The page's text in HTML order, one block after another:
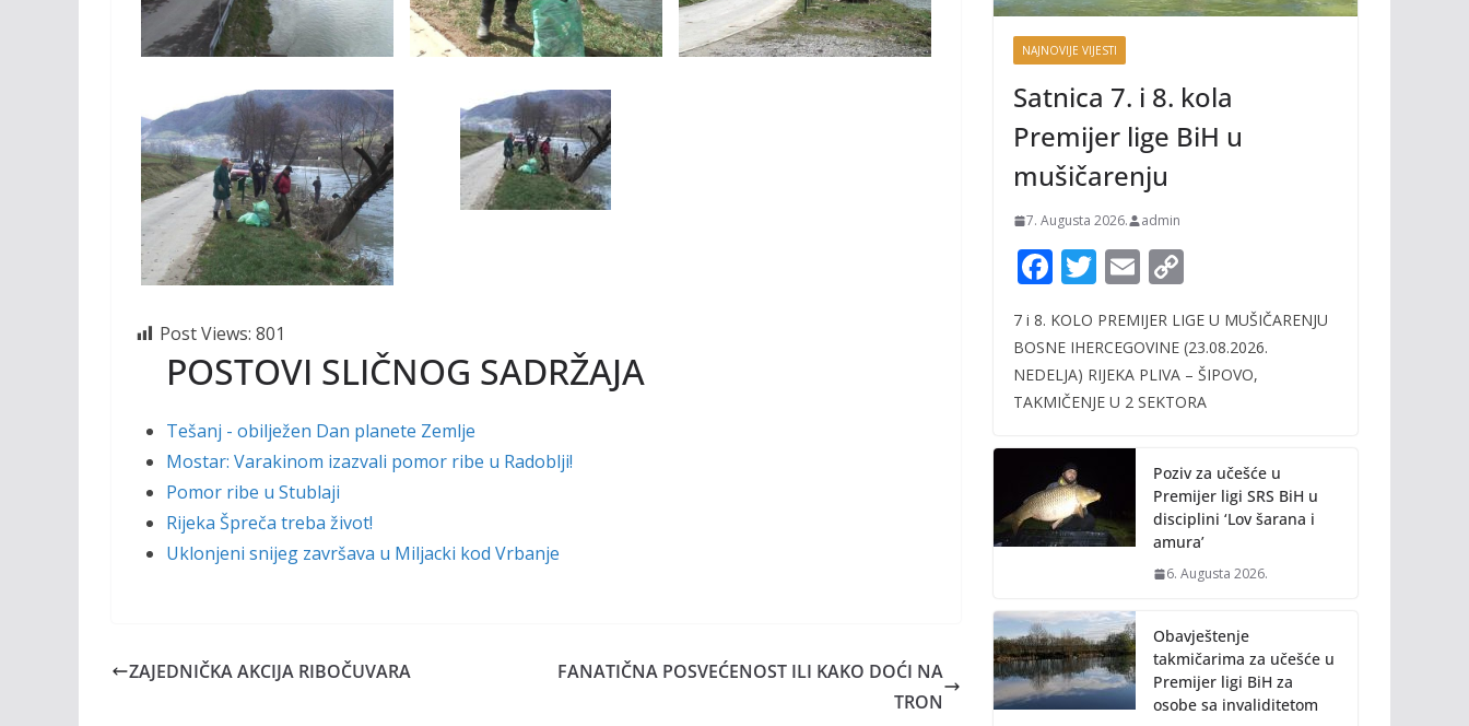
Post Views: 801
POSTOVI SLIČNOG SADRŽAJA
Tešanj - obilježen Dan planete Zemlje
Mostar: Varakinom izazvali pomor ribe u Radoblji!
Pomor ribe u Stublaji
Rijeka Špreča treba život!
Uklonjeni snijeg završava u Miljacki kod Vrbanje
ZAJEDNIČKA AKCIJA RIBOČUVARA
FANATIČNA POSVEĆENOST ILI KAKO DOĆI NA
TRON
NAJNOVIJE VIJESTI
Satnica 7. i 8. kola
Premijer lige BiH u
mušičarenju
7. Augusta 2026. admin
F
e
b
o
o
k
T
itt
er
E
ai
l
p
y
Li
k
7 i 8. KOLO PREMIJER LIGE U MUŠIČARENJU
BOSNE IHERCEGOVINE (23.08.2026.
NEDELJA) RIJEKA PLIVA – ŠIPOVO,
TAKMIČENJE U 2 SEKTORA
Poziv za učešće u
Premijer ligi SRS BiH u
disciplini ‘Lov šarana i
amura’
6. Augusta 2026.
Obavještenje
takmičarima za učešće u
Premijer ligi BiH za
osobe sa invaliditetom